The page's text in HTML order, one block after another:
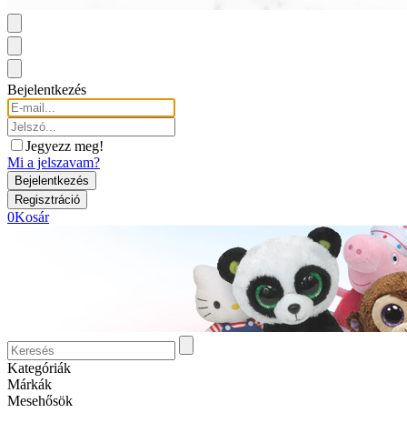
Bejelentkezés
Jegyezz meg!
Mi a jelszavam?
0Kosár
Kategóriák
Márkák
Mesehősök